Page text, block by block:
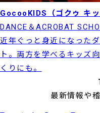
GocooKIDS
（ゴクゥ キッ
DANCE＆ACROBAT
近年ぐっと身近になった
ト。両方を学べるキッズ
くりにも。
最新情報や